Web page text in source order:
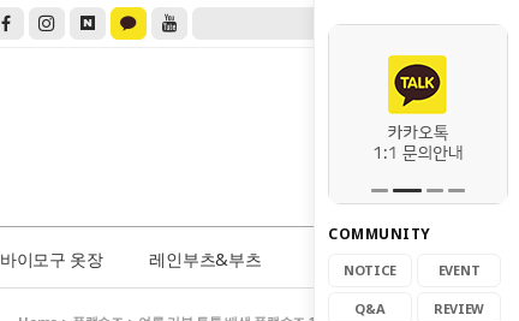
바이모구 옷장 레인부츠&부츠
COMMUNITY
NOTICE EVENT
Q&A REVIEW